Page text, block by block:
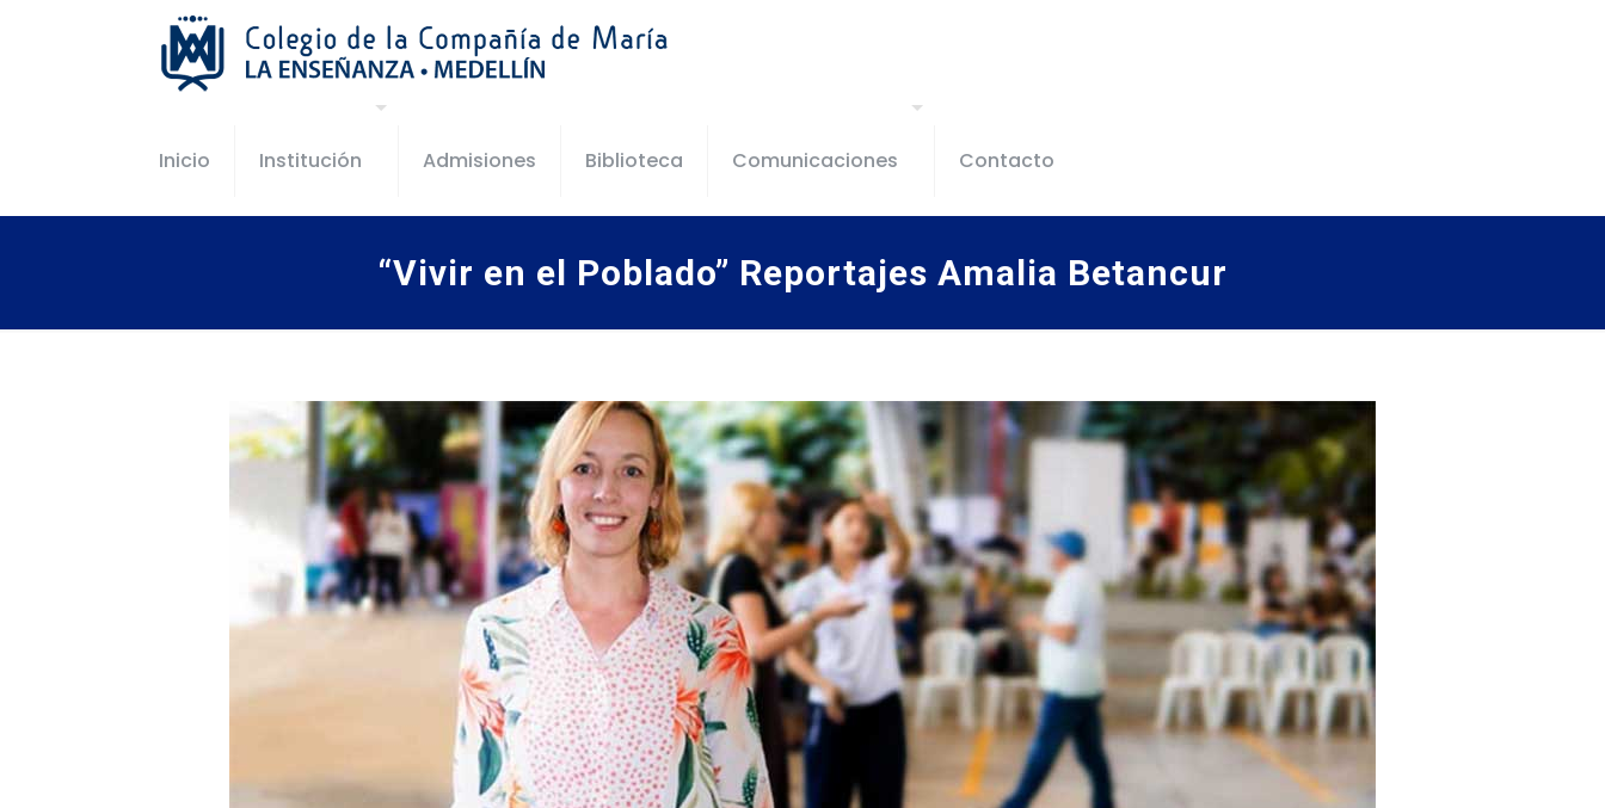
Inicio Institución Admisiones Biblioteca Comunicaciones Contacto
“Vivir en el Poblado” Reportajes Amalia Betancur